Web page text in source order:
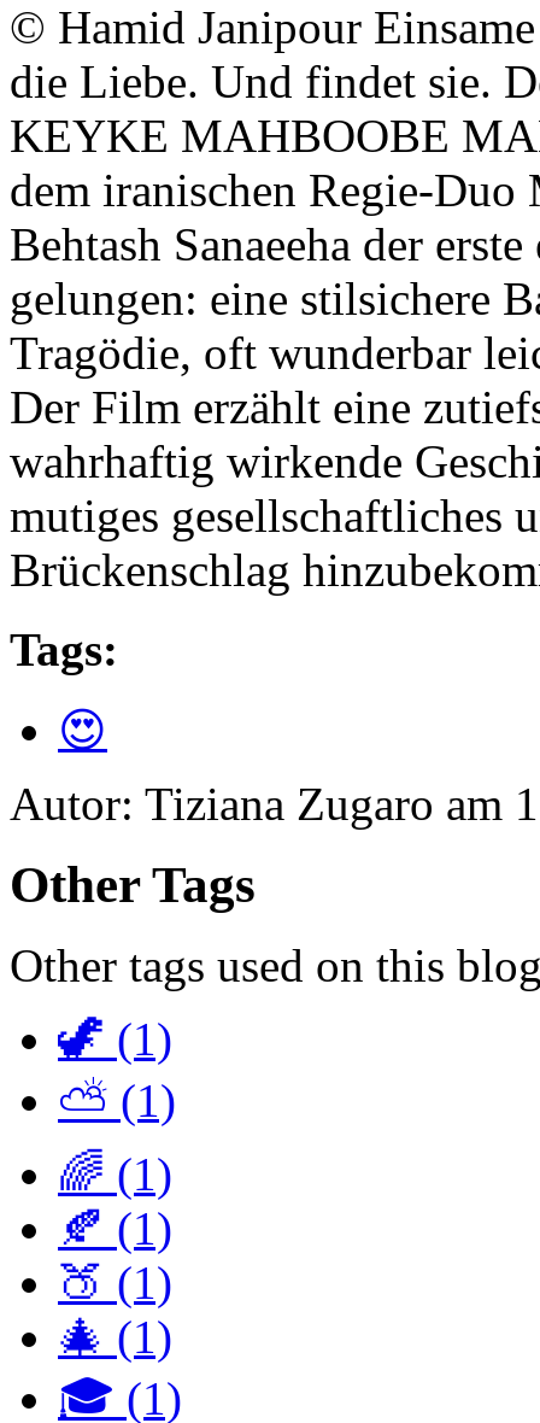
© Hamid Janipour
die Liebe. Und findet sie.
KEYKE MAHBOOBE
dem iranischen Regie-
Behtash Sanaeeha der
gelungen: eine stilsichere
Tragödie, oft wunderbar
Der Film erzählt eine
wahrhaftig wirkende
mutiges gesellschaftliches
Brückenschlag
Tags:
😍
Autor: Tiziana Zugaro am
Other Tags
Other tags used on this
🦖 (1)
⛅ (1)
🌈 (1)
🍂 (1)
🍑 (1)
🎄 (1)
🎓 (1)